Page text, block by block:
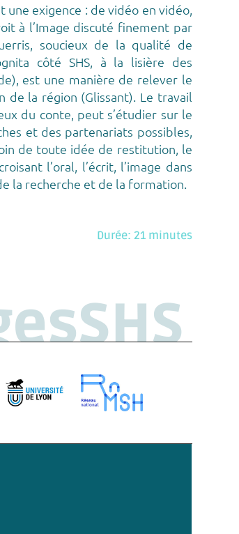
exigence : de vidéo en vidéo,
à l’Image discuté finement par
soucieux de la qualité de
côté SHS, à la lisière des
est une manière de relever le
de la région (Glissant). Le travail
du conte, peut s’étudier sur le
et des partenariats possibles,
de toute idée de restitution, le
l’oral, l’écrit, l’image dans
la recherche et de la formation.
Durée: 21 minutes